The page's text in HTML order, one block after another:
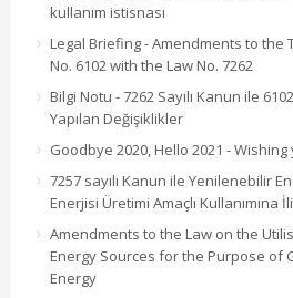
kullanım istisnası
Legal Briefing - Amendments to the
No. 6102 with the Law No. 7262
Bilgi Notu - 7262 Sayılı Kanun ile
Yapılan Değişiklikler
Goodbye 2020, Hello 2021 -
7257 sayılı Kanun ile Yenilenebilir
Enerjisi Üretimi Amaçlı Kullanımına
Amendments to the Law on the
Energy Sources for the Purpose of
Energy